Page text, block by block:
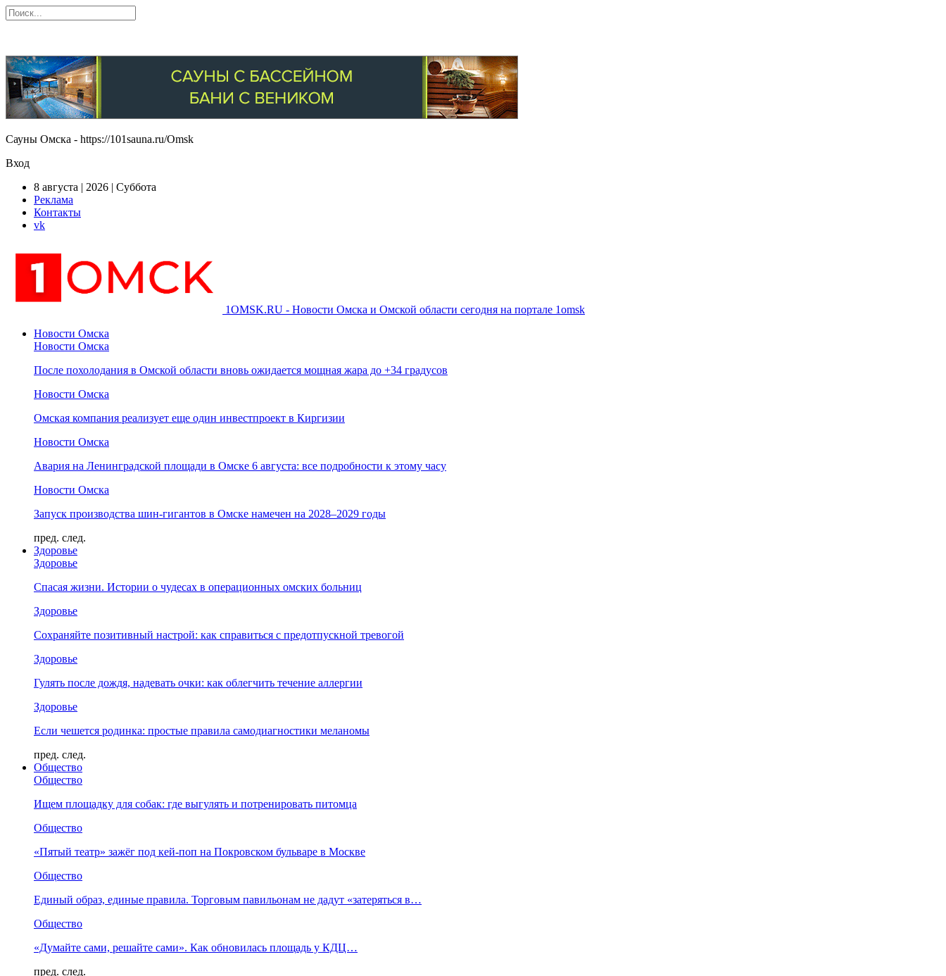
Сауны Омска - https://101sauna.ru/Omsk
Вход
8 августа | 2026 | Суббота
Реклама
Контакты
vk
1OMSK.RU - Новости Омска и Омской области сегодня на портале 1omsk
Новости Омска
Новости Омска
После похолодания в Омской области вновь ожидается мощная жара до +34 градусов
Новости Омска
Омская компания реализует еще один инвестпроект в Киргизии
Новости Омска
Авария на Ленинградской площади в Омске 6 августа: все подробности к этому часу
Новости Омска
Запуск производства шин-гигантов в Омске намечен на 2028–2029 годы
пред. след.
Здоровье
Здоровье
Спасая жизни. Истории о чудесах в операционных омских больниц
Здоровье
Сохраняйте позитивный настрой: как справиться с предотпускной тревогой
Здоровье
Гулять после дождя, надевать очки: как облегчить течение аллергии
Здоровье
Если чешется родинка: простые правила самодиагностики меланомы
пред. след.
Общество
Общество
Ищем площадку для собак: где выгулять и потренировать питомца
Общество
«Пятый театр» зажёг под кей-поп на Покровском бульваре в Москве
Общество
Единый образ, единые правила. Торговым павильонам не дадут «затеряться в…
Общество
«Думайте сами, решайте сами». Как обновилась площадь у КДЦ…
пред. след.